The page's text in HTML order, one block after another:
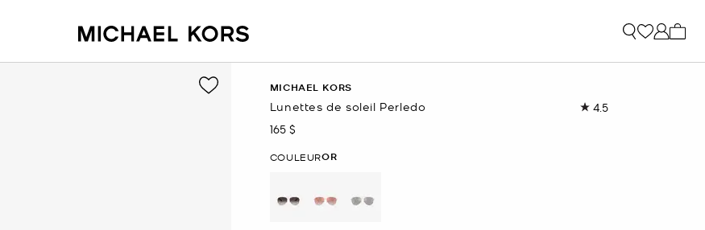
MICHAEL KORS
Lunettes de soleil Perledo 4.5Lire
maintenant
165 $
COULEUROR